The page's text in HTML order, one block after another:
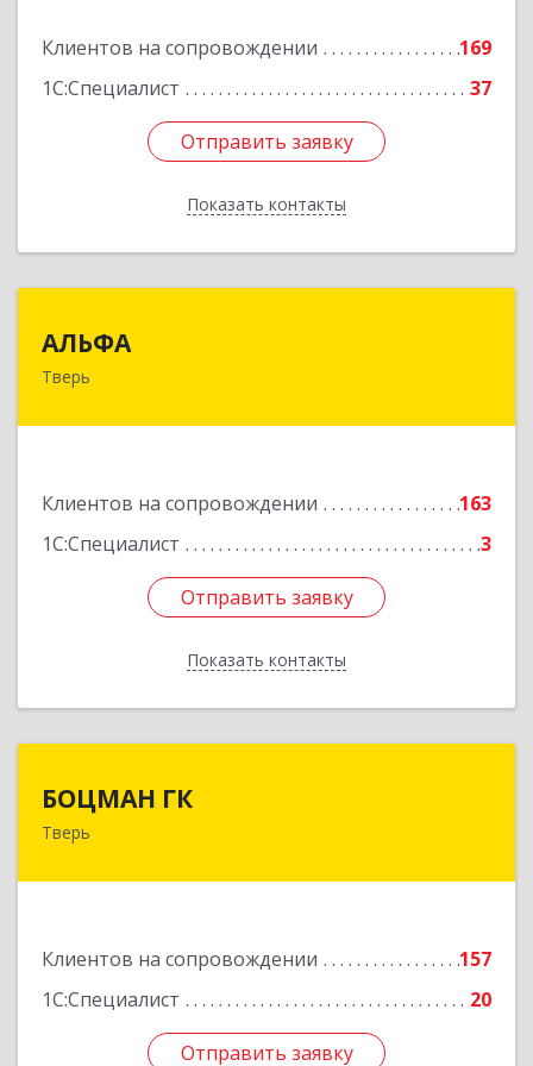
Клиентов на сопровождении
169
1С:Специалист
37
Отправить заявку
Показать контакты
Отправить заявку
Назад
АЛЬФА
Тверь
Клиентов на сопровождении
163
1С:Специалист
3
Отправить заявку
Показать контакты
170002, Тверская обл, Тверь г, Чайковского пр-
Отправить заявку
Назад
БОЦМАН ГК
Тверь
Клиентов на сопровождении
157
1С:Специалист
20
Отправить заявку
Отправить заявку